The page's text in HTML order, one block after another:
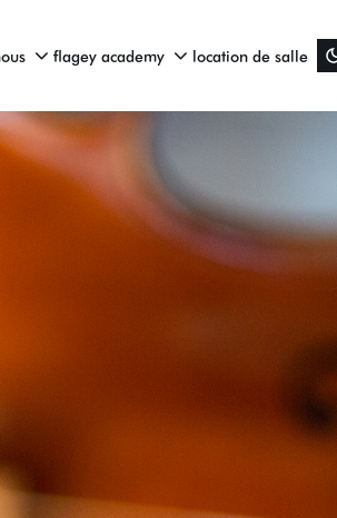
flagey academy location de salle